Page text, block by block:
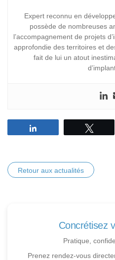
Expert reconnu en
possède de nombreuses
l’accompagnement de projets
approfondie des territoires et
fait de lui un atout
Retour aux actualités
Concrétisez
Pratique,
Prenez rendez-vous